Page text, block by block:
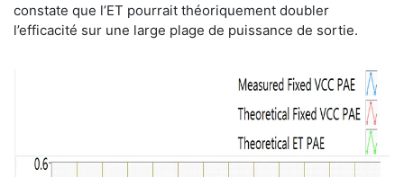
constate que l’ET pourrait théoriquement doubler
l’efficacité sur une large plage de puissance de sortie.